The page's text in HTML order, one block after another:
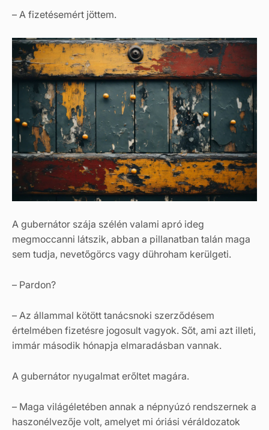
– A fizetésemért jöttem.
A gubernátor szája szélén valami apró ideg
megmoccanni látszik, abban a pillanatban talán maga
sem tudja, nevetőgörcs vagy dühroham kerülgeti.
– Pardon?
– Az állammal kötött tanácsnoki szerződésem
értelmében fizetésre jogosult vagyok. Sőt, ami azt illeti,
immár második hónapja elmaradásban vannak.
A gubernátor nyugalmat erőltet magára.
– Maga világéletében annak a népnyúzó rendszernek a
haszonélvezője volt, amelyet mi óriási véráldozatok